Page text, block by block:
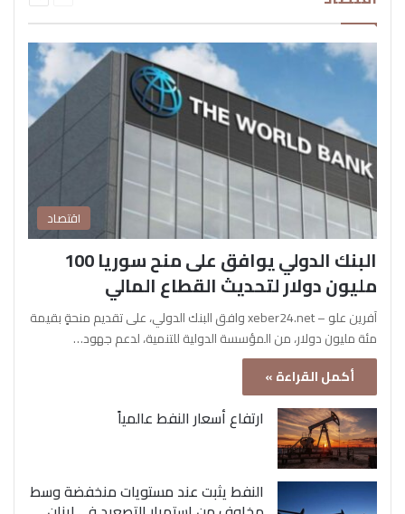
اقتصاد
البنك الدولي يوافق على منح سوريا 100
مليون دولار لتحديث القطاع المالي
آفرين علو – xeber24.net وافق البنك الدولي، على تقديم منحةٍ بقيمة
مئة مليون دولار، من المؤسسة الدولية للتنمية، لدعم جهود…
أكمل القراءة »
ارتفاع أسعار النفط عالمياً
النفط يثبت عند مستويات منخفضة وسط